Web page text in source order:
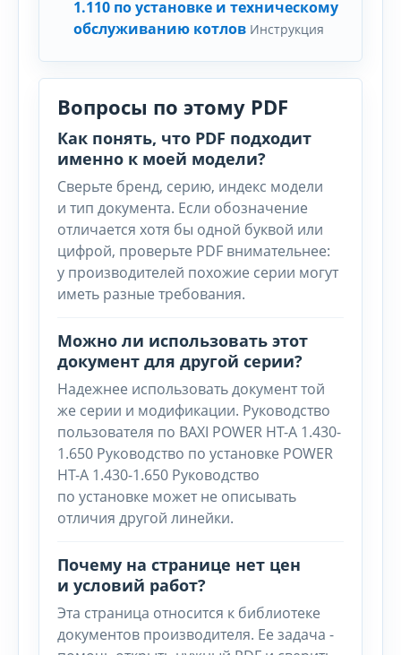
1.110 по установке и техническому
обслуживанию котлов Инструкция
Вопросы по этому PDF
Как понять, что PDF подходит
именно к моей модели?
Сверьте бренд, серию, индекс модели
и тип документа. Если обозначение
отличается хотя бы одной буквой или
цифрой, проверьте PDF внимательнее:
у производителей похожие серии могут
иметь разные требования.
Можно ли использовать этот
документ для другой серии?
Надежнее использовать документ той
же серии и модификации. Руководство
пользователя по BAXI POWER HT-A 1.430-
1.650 Руководство по установке POWER
HT-A 1.430-1.650 Руководство
по установке может не описывать
отличия другой линейки.
Почему на странице нет цен
и условий работ?
Эта страница относится к библиотеке
документов производителя. Ее задача -